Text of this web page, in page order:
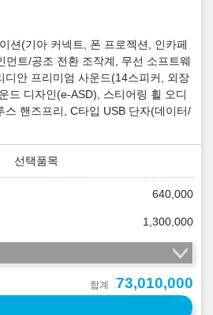
션(기아 커넥트, 폰 프로젝션, 인카페
먼트/공조 전환 조작계, 무선 소프트웨
디안 프리미엄 사운드(14스피커, 외장
드 디자인(e-ASD), 스티어링 휠 오디
스 핸즈프리, C타입 USB 단자(데이터/
640,000
1,300,000
합계 73,010,000